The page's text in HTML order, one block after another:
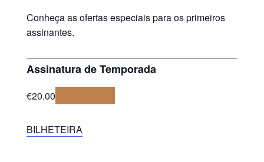
Conheça as ofertas especiais para os primeiros
assinantes.
Assinatura de Temporada
€20.00
BILHETEIRA